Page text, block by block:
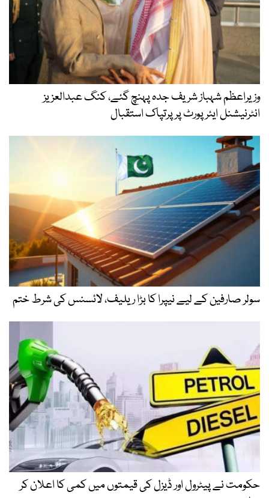
وزیراعظم شہباز شریف جدہ پہنچ گئے، کنگ عبدالعزیز
انٹرنیشنل ایئر پورٹ پر پرتپاک استقبال
سولر صارفین کے لیے نیپرا کا بڑا ریلیف، لائسنس کی شرط ختم
حکومت نے پیٹرول اور ڈیزل کی قیمتوں میں کمی کا اعلان کر